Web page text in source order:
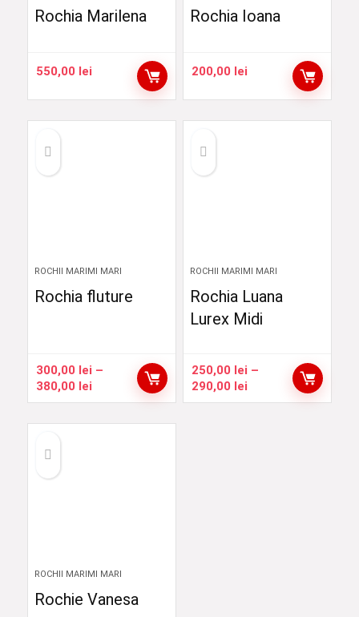
Rochia Marilena
550,00 lei
Rochia Ioana
200,00 lei
ROCHII MARIMI MARI
Rochia fluture
300,00 lei –
380,00 leiInterval
de
ROCHII MARIMI MARI
Rochia Luana
Lurex Midi
250,00 lei –
290,00 leiInterval
de
ROCHII MARIMI MARI
Rochie Vanesa